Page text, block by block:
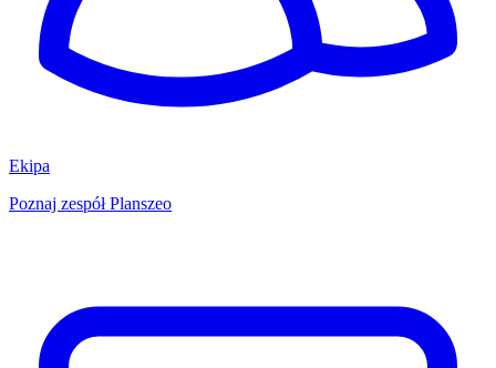
Ekipa
Poznaj zespół Planszeo